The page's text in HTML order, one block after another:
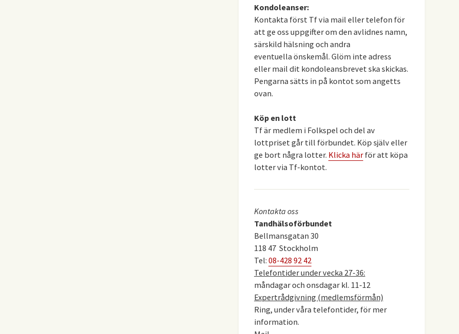
Kondoleanser:
Kontakta först Tf via mail eller telefon för
att ge oss uppgifter om den avlidnes namn,
särskild hälsning och andra
eventuella önskemål. Glöm inte adress
eller mail dit kondoleansbrevet ska skickas.
Pengarna sätts in på kontot som angetts
ovan.
Köp en lott
Tf är medlem i Folkspel och del av
lottpriset går till förbundet. Köp själv eller
ge bort några lotter. Klicka härför att köpa
lotter via Tf-kontot.
Kontakta oss
Tandhälsoförbundet
Bellmansgatan 30
118 47 Stockholm
Tel: 08-428 92 42
Telefontider under vecka 27-36:
måndagar och onsdagar kl. 11-12
Expertrådgivning (medlemsförmån)
Ring, under våra telefontider, för mer
information.